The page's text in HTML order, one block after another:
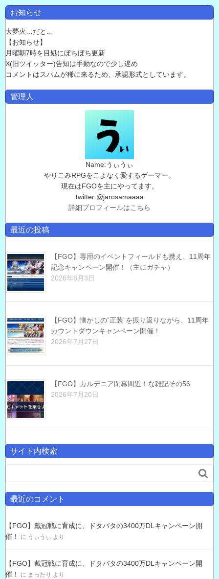
お知らせ
大夢火…だと…
【お知らせ】
月曜朝7時を目処にぼちぼち更新
X(旧ツイッター)告知は手動なので少し遅め
コメントはスパムが稀に来るため、承認形式としています。
管理人
Name:うぃうぃ
やりこみRPGをこよなく愛するゲーマー。
現在はFGOを主にやってます。
twitter:@jarosamaaaa
詳細プロフィールはこちら
最近の投稿
【FGO】専用のイベントフィールドも携え、11周年
記念キャンペーン開催！（主にガチャ）
2026年8月3日
【FGO】懐かしの”正装”を振り返りながら、11周年
カウントダウンキャンペーン開催！
2026年7月27日
【FGO】カルデニア閉幕間近！な雑記その56
2026年7月20日
サイト内検索

最近のコメント
【FGO】戴冠戦に育成に、ドタバタの3400万DLキャンペーン開
催！
に うぃうぃ より
【FGO】戴冠戦に育成に、ドタバタの3400万DLキャンペーン開
催！
に まったり より